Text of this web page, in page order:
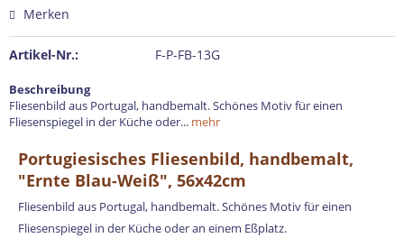
Merken
Artikel-Nr.: F-P-FB-13G
Beschreibung
Fliesenbild aus Portugal, handbemalt. Schönes Motiv für einen
Fliesenspiegel in der Küche oder... mehr
Portugiesisches Fliesenbild, handbemalt,
"Ernte Blau-Weiß", 56x42cm
Fliesenbild aus Portugal, handbemalt. Schönes Motiv für einen
Fliesenspiegel in der Küche oder an einem Eßplatz.